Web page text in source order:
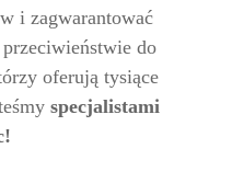
i zagwarantować
do
oferują tysiące
specjalistami